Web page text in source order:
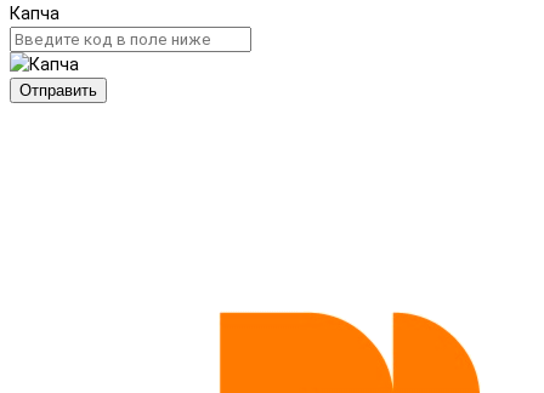
Капча
Отправить